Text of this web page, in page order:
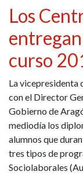
Los
curso
La vicepresidenta
con el Director
Gobierno de
mediodía los
alumnos que
tres tipos de
Sociolaborales